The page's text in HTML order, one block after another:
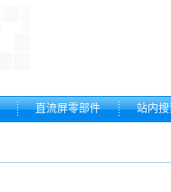
直流屏零部件 站内